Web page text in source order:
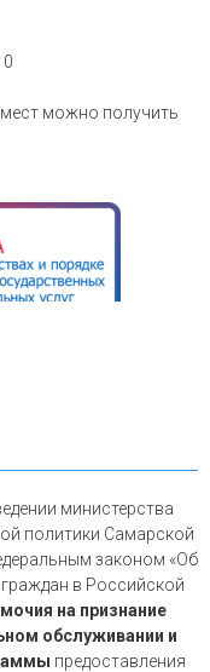
можно получить
министерства
политики Самарской
законом «Об
в Российской
на признание
обслуживании и
предоставления